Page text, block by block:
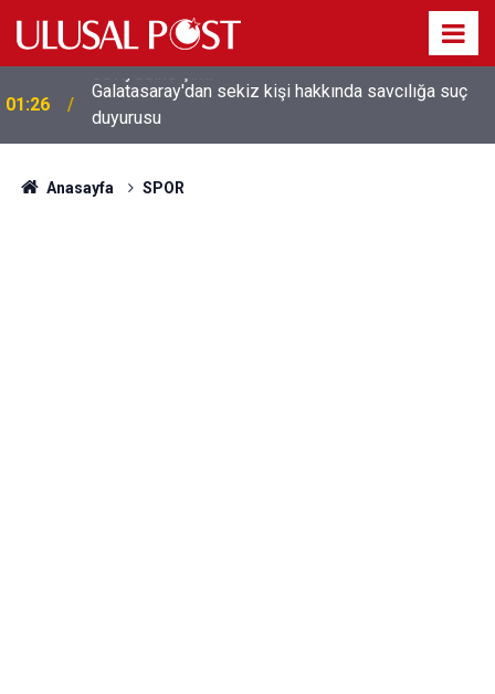
01:26
Galatasaray'dan sekiz kişi hakkında savcılığa suç
duyurusu
Anasayfa SPOR